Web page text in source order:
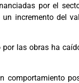
por el
un incremento del
las obras ha
comportamiento